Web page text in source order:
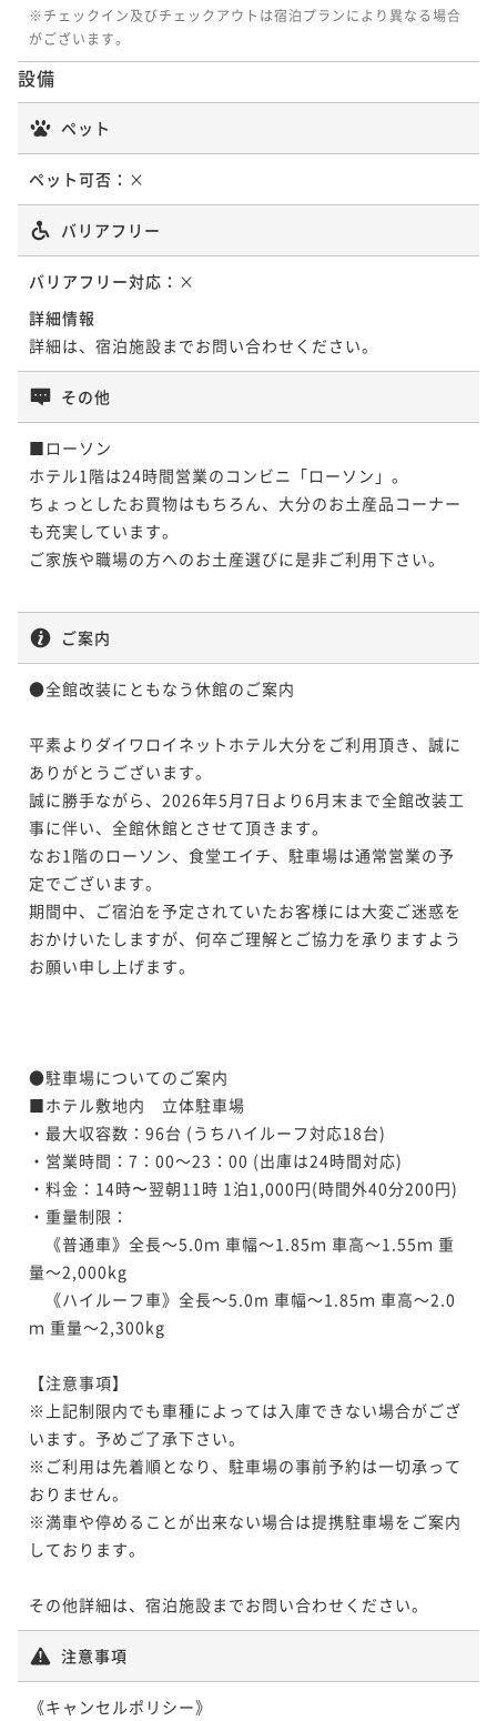
※チェックイン及びチェックアウトは宿泊プランにより異なる場合
がございます。
設備
ペット
ペット可否： ×
バリアフリー
バリアフリー対応： ×
詳細情報
詳細は、宿泊施設までお問い合わせください。
その他
■ローソン
ホテル1階は24時間営業のコンビニ「ローソン」。
ちょっとしたお買物はもちろん、大分のお土産品コーナー
も充実しています。
ご家族や職場の方へのお土産選びに是非ご利用下さい。
ご案内
●全館改装にともなう休館のご案内
平素よりダイワロイネットホテル大分をご利用頂き、誠に
ありがとうございます。
誠に勝手ながら、2026年5月7日より6月末まで全館改装工
事に伴い、全館休館とさせて頂きます。
なお1階のローソン、食堂エイチ、駐車場は通常営業の予
定でございます。
期間中、ご宿泊を予定されていたお客様には大変ご迷惑を
おかけいたしますが、何卒ご理解とご協力を承りますよう
お願い申し上げます。
●駐車場についてのご案内
■ホテル敷地内　立体駐車場
・最大収容数：96台 (うちハイルーフ対応18台)
・営業時間：7：00～23：00 (出庫は24時間対応)
・料金：14時〜翌朝11時 1泊1,000円(時間外40分200円)
・重量制限：
《普通車》全長～5.0ｍ 車幅～1.85ｍ 車高～1.55ｍ 重
量～2,000kg
《ハイルーフ車》全長～5.0m 車幅～1.85ｍ 車高～2.0
ｍ 重量～2,300kg
【注意事項】
※上記制限内でも車種によっては入庫できない場合がござ
います。予めご了承下さい。
※ご利用は先着順となり、駐車場の事前予約は一切承って
おりません。
※満車や停めることが出来ない場合は提携駐車場をご案内
しております。
注意事項
《キャンセルポリシー》